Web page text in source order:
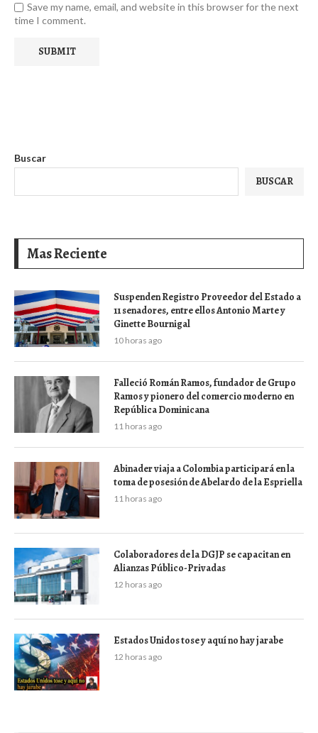
Save my name, email, and website in this browser for the next
time I comment.
Buscar
BUSCAR
Mas Reciente
Suspenden Registro Proveedor del Estado a
11 senadores, entre ellos Antonio Marte y
Ginette Bournigal
10 horas ago
Falleció Román Ramos, fundador de Grupo
Ramos y pionero del comercio moderno en
República Dominicana
11 horas ago
Abinader viaja a Colombia participará en la
toma de posesión de Abelardo de la Espriella
11 horas ago
Colaboradores de la DGJP se capacitan en
Alianzas Público-Privadas
12 horas ago
Estados Unidos tose y aquí no hay jarabe
12 horas ago